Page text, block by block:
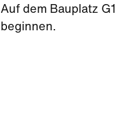
Auf dem Bauplatz
beginnen.